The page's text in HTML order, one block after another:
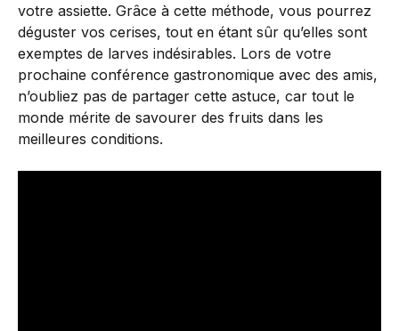
votre assiette. Grâce à cette méthode, vous pourrez
déguster vos cerises, tout en étant sûr qu’elles sont
exemptes de larves indésirables. Lors de votre
prochaine conférence gastronomique avec des amis,
n’oubliez pas de partager cette astuce, car tout le
monde mérite de savourer des fruits dans les
meilleures conditions.